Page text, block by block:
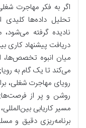
تحلیل داده‌ها
نادیده گرفته
دریافت پیشنهاد کاری
میان انبوه تخصص‌ها،
می‌کند تا یک گام به
رویای مهاجرت شغلی،
روشن و پر از
مسیر کاریابی
برنامه‌ریزی دقیق و